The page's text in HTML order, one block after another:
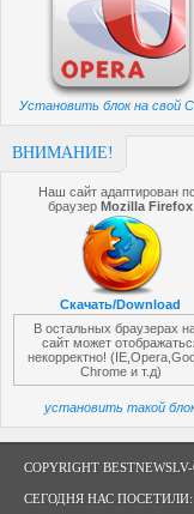
Установить блок на свой
ВНИМАНИЕ!
Наш сайт адаптирован
браузерMozilla Firefox
Скачать/Download
В остальных браузерах
сайт может
некорректно!
Chrome и т.д)
установить такой
COPYRIGHT
СЕГОДНЯ НАС ПОСЕТИЛИ: